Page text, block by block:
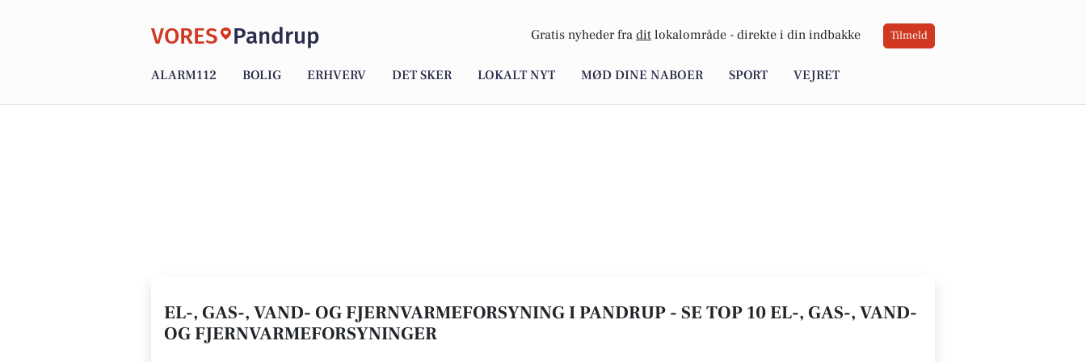
VORES Pandrup Gratis nyheder fra dit lokalområde - direkte i din indbakke Tilmeld
ALARM112 BOLIG ERHVERV DET SKER LOKALT NYT MØD DINE NABOER SPORT VEJRET
EL-, GAS-, VAND- OG FJERNVARMEFORSYNING I PANDRUP - SE TOP 10 EL-, GAS-, VAND-
OG FJERNVARMEFORSYNINGER